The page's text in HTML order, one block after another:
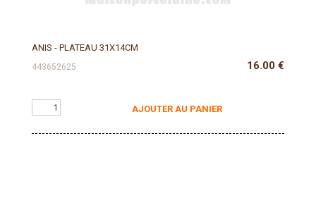
ANIS - PLATEAU 31X14CM
443652625 16.00 €
AJOUTER AU PANIER